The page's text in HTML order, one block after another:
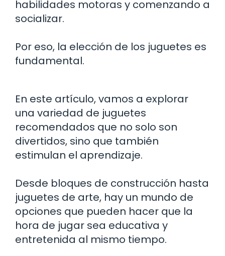
habilidades motoras y comenzando a
socializar.
Por eso, la elección de los juguetes es
fundamental.
En este artículo, vamos a explorar
una variedad de juguetes
recomendados que no solo son
divertidos, sino que también
estimulan el aprendizaje.
Desde bloques de construcción hasta
juguetes de arte, hay un mundo de
opciones que pueden hacer que la
hora de jugar sea educativa y
entretenida al mismo tiempo.